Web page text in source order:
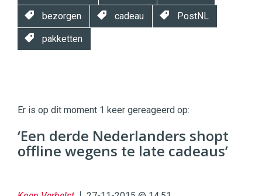
bezorgen cadeau PostNL
pakketten
|
Digital
Commercehttps://twinklemagazine.nl
9654
Er is op dit moment 1 keer gereageerd op:
‘Een derde Nederlanders shopt
offline wegens te late cadeaus’